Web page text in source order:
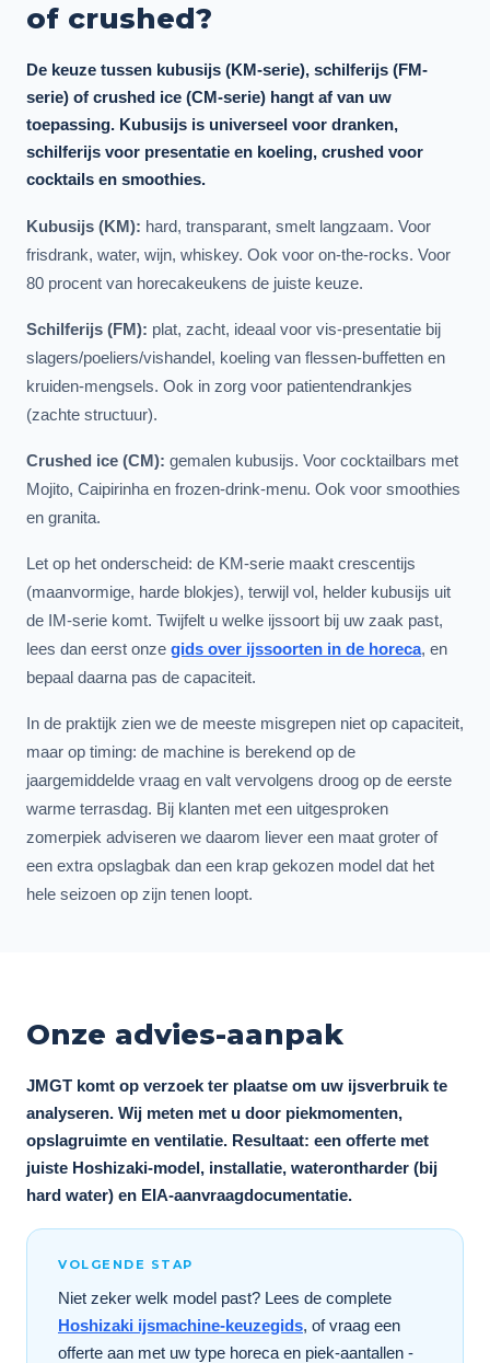
of crushed?
De keuze tussen kubusijs (KM-serie), schilferijs (FM-
serie) of crushed ice (CM-serie) hangt af van uw
toepassing. Kubusijs is universeel voor dranken,
schilferijs voor presentatie en koeling, crushed voor
cocktails en smoothies.
Kubusijs (KM): hard, transparant, smelt langzaam. Voor
frisdrank, water, wijn, whiskey. Ook voor on-the-rocks. Voor
80 procent van horecakeukens de juiste keuze.
Schilferijs (FM): plat, zacht, ideaal voor vis-presentatie bij
slagers/poeliers/vishandel, koeling van flessen-buffetten en
kruiden-mengsels. Ook in zorg voor patientendrankjes
(zachte structuur).
Crushed ice (CM): gemalen kubusijs. Voor cocktailbars met
Mojito, Caipirinha en frozen-drink-menu. Ook voor smoothies
en granita.
Let op het onderscheid: de KM-serie maakt crescentijs
(maanvormige, harde blokjes), terwijl vol, helder kubusijs uit
de IM-serie komt. Twijfelt u welke ijssoort bij uw zaak past,
lees dan eerst onze gids over ijssoorten in de horeca, en
bepaal daarna pas de capaciteit.
In de praktijk zien we de meeste misgrepen niet op capaciteit,
maar op timing: de machine is berekend op de
jaargemiddelde vraag en valt vervolgens droog op de eerste
warme terrasdag. Bij klanten met een uitgesproken
zomerpiek adviseren we daarom liever een maat groter of
een extra opslagbak dan een krap gekozen model dat het
hele seizoen op zijn tenen loopt.
Onze advies-aanpak
JMGT komt op verzoek ter plaatse om uw ijsverbruik te
analyseren. Wij meten met u door piekmomenten,
opslagruimte en ventilatie. Resultaat: een offerte met
juiste Hoshizaki-model, installatie, waterontharder (bij
hard water) en EIA-aanvraagdocumentatie.
VOLGENDE STAP
Niet zeker welk model past? Lees de complete
Hoshizaki ijsmachine-keuzegids, of vraag een
offerte aan met uw type horeca en piek-aantallen -